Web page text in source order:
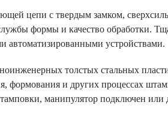
цепи с твердым замком,
формы и качество обработки.
автоматизированными устройствами.
толстых стальных
формования и других процессах
манипулятор подключен или